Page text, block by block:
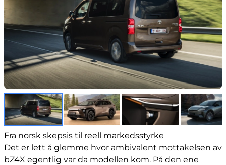
Fra norsk skepsis til reell markedsstyrke
Det er lett å glemme hvor ambivalent mottakelsen av
bZ4X egentlig var da modellen kom. På den ene